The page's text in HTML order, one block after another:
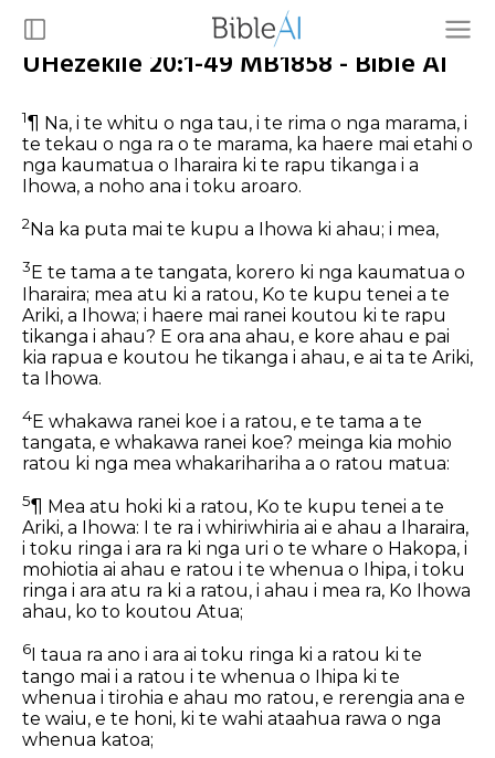
UHezekile 20:1-49 MB1858 - Bible AI
1¶ Na, i te whitu o nga tau, i te rima o nga marama, i
te tekau o nga ra o te marama, ka haere mai etahi o
nga kaumatua o Iharaira ki te rapu tikanga i a
Ihowa, a noho ana i toku aroaro.
2 Na ka puta mai te kupu a Ihowa ki ahau; i mea,
3 E te tama a te tangata, korero ki nga kaumatua o
Iharaira; mea atu ki a ratou, Ko te kupu tenei a te
Ariki, a Ihowa; i haere mai ranei koutou ki te rapu
tikanga i ahau? E ora ana ahau, e kore ahau e pai
kia rapua e koutou he tikanga i ahau, e ai ta te Ariki,
ta Ihowa.
4E whakawa ranei koe i a ratou, e te tama a te
tangata, e whakawa ranei koe? meinga kia mohio
ratou ki nga mea whakarihariha a o ratou matua:
5¶ Mea atu hoki ki a ratou, Ko te kupu tenei a te
Ariki, a Ihowa: I te ra i whiriwhiria ai e ahau a Iharaira,
i toku ringa i ara ra ki nga uri o te whare o Hakopa, i
mohiotia ai ahau e ratou i te whenua o Ihipa, i toku
ringa i ara atu ra ki a ratou, i ahau i mea ra, Ko Ihowa
ahau, ko to koutou Atua;
6 I taua ra ano i ara ai toku ringa ki a ratou ki te
tango mai i a ratou i te whenua o Ihipa ki te
whenua i tirohia e ahau mo ratou, e rerengia ana e
te waiu, e te honi, ki te wahi ataahua rawa o nga
whenua katoa;